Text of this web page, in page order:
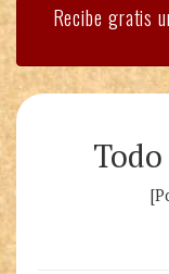
Recibe gratis